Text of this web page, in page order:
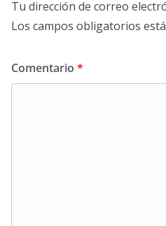
Tu dirección de correo
Los campos obligatorios
Comentario *